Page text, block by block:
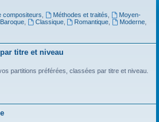
compositeurs Méthodes et traités
Moyen-
Baroque, Classique, Romantique Moderne
titre et niveau
partitions préférées, classées par titre et niveau.